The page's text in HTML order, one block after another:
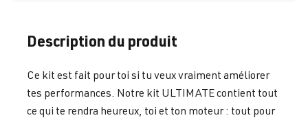
Description du produit
Ce kit est fait pour toi si tu veux vraiment améliorer
tes performances. Notre kit ULTIMATE contient tout
ce qui te rendra heureux, toi et ton moteur : tout pour